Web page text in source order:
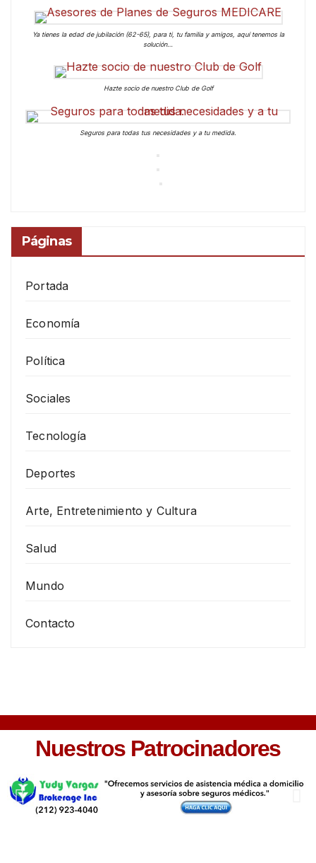
Ya tienes la edad de jubilación (62-65), para ti, tu familia y amigos, aquí tenemos la
solución…
Hazte socio de nuestro Club de Golf
Seguros para todas tus necesidades y a tu medida.
Páginas
Portada
Economía
Política
Sociales
Tecnología
Deportes
Arte, Entretenimiento y Cultura
Salud
Mundo
Contacto
Nuestros Patrocinadores